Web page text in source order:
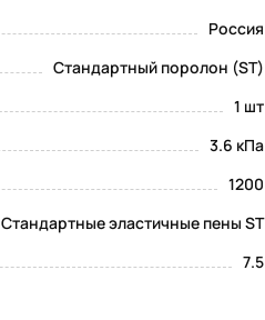
Россия
Стандартный поролон (ST)
1 шт
3.6 кПа
1200
Стандартные эластичные пены ST
7.5